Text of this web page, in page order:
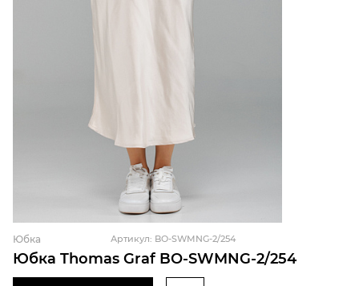
Юбка Thomas Graf BO-SWMNG-2/254
Юбка Артикул: BO-SWMNG-2/254